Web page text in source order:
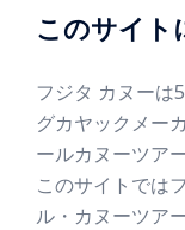
このサイト
フジタ カヌーは
グカヤックメー
ールカヌーツア
このサイトでは
ル・カヌーツア